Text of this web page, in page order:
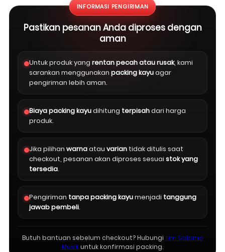
INFORMASI PENGIRIMAN
Pastikan pesanan Anda diproses dengan
aman
Untuk produk yang rentan pecah atau rusak, kami
sarankan menggunakan packing kayuagar
pengiriman lebih aman.
Biaya packing kayudihitung terpisahdari harga
produk.
Jika pilihan warnaatau varian tidak ditulis saat
checkout, pesanan akan diproses sesuai stok yang
tersedia.
Pengiriman tanpa packing kayumenjadi tanggung
jawab pembeli.
Butuh bantuan sebelum checkout? Hubungi tim Salomo
Musikuntuk konfirmasi packing.